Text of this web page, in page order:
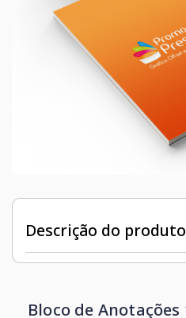
Descrição do produto
Bloco de Anotações